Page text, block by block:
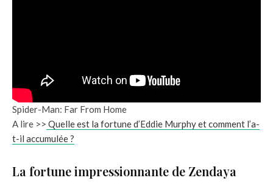
Spider-Man: Far From Home
A lire >> Quelle est la fortune d’Eddie Murphy et comment l’a-
t-il accumulée ?
La fortune impressionnante de Zendaya